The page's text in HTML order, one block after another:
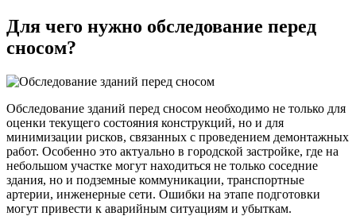
Для чего нужно обследование перед
сносом?
Обследование зданий перед сносом необходимо не только для
оценки текущего состояния конструкций, но и для
минимизации рисков, связанных с проведением демонтажных
работ. Особенно это актуально в городской застройке, где на
небольшом участке могут находиться не только соседние
здания, но и подземные коммуникации, транспортные
артерии, инженерные сети. Ошибки на этапе подготовки
могут привести к аварийным ситуациям и убыткам.